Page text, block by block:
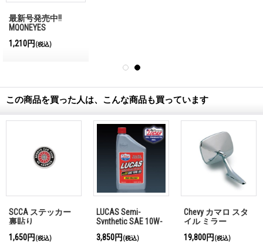
最新号発売中!!
MQQNEYES
International
Magazine No.28 2026
1,210円 (税込)
この商品を買った人は、こんな商品も買っています
SCCA ステッカー
裏貼り
1,650円 (税込)
LUCAS Semi-
Synthetic SAE 10W-
40
3,850円 (税込)
Chevy カマロ スタ
イル ミラー
19,800円 (税込)